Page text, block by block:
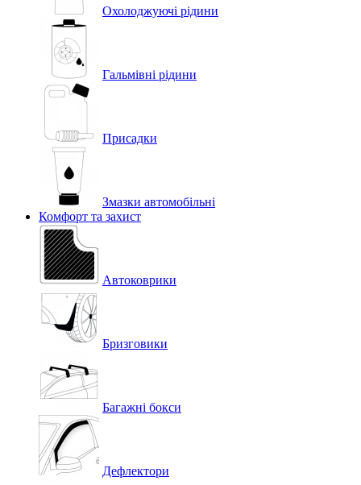
Охолоджуючі рідини
Гальмівні рідини
Присадки
Змазки автомобільні
Комфорт та захист
Автоковрики
Бризговики
Багажні бокси
Дефлектори